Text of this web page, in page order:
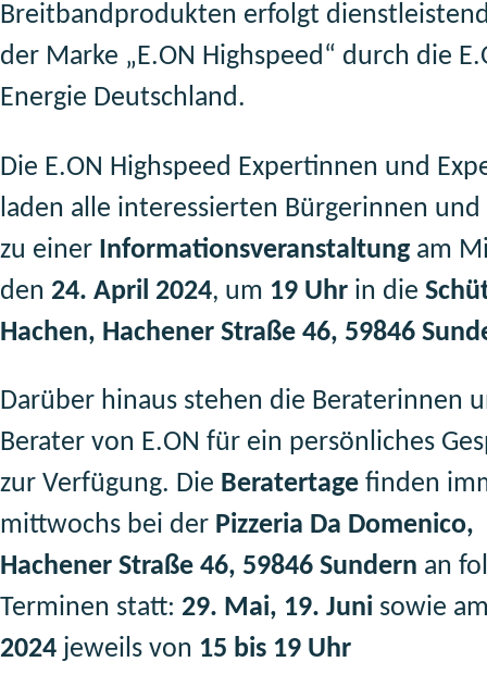
Breitbandprodukten erfolgt
der Marke „E.ON Highspeed“ durch die
Energie Deutschland.
Die E.ON Highspeed Expertinnen und
laden alle interessierten Bürgerinnen und
zu einer Informationsveranstaltung am
den 24. April 2024, um 19 Uhr in die
Hachen, Hachener Straße 46, 59846
Darüber hinaus stehen die Beraterinnen
Berater von E.ON für ein persönliches
zur Verfügung. Die Beratertage finden
mittwochs bei der Pizzeria Da Domenico,
Hachener Straße 46, 59846 Sundern an
Terminen statt: 29. Mai, 19. Juni sowie
2024 jeweils von 15 bis 19 Uhr